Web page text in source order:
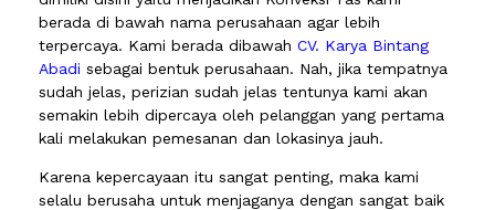
berada di bawah nama perusahaan agar lebih
terpercaya. Kami berada dibawah CV. Karya Bintang
Abadi sebagai bentuk perusahaan. Nah, jika tempatnya
sudah jelas, perizian sudah jelas tentunya kami akan
semakin lebih dipercaya oleh pelanggan yang pertama
kali melakukan pemesanan dan lokasinya jauh.
Karena kepercayaan itu sangat penting, maka kami
selalu berusaha untuk menjaganya dengan sangat baik